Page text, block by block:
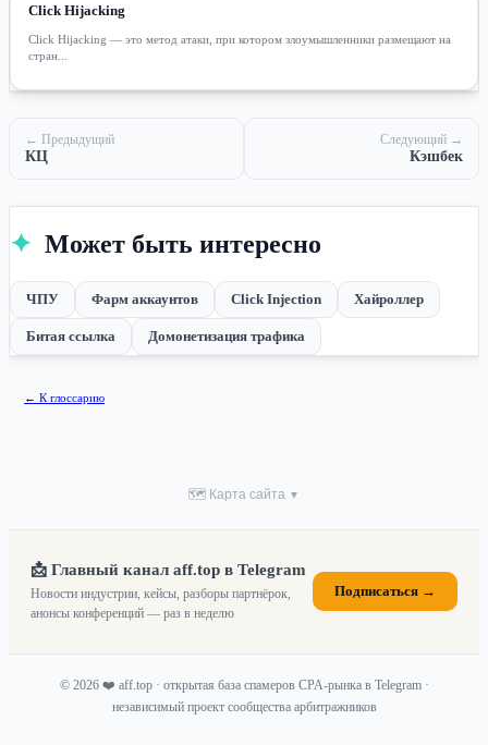
Click Hijacking
Click Hijacking — это метод атаки, при котором злоумышленники размещают на
стран...
← Предыдущий
КЦ
Следующий →
Кэшбек
✦ Может быть интересно
ЧПУ Фарм аккаунтов Click Injection Хайроллер
Битая ссылка Домонетизация трафика
← К глоссарию
🗺 Карта сайта ▼
📩 Главный канал aff.top в Telegram
Новости индустрии, кейсы, разборы партнёрок,
анонсы конференций — раз в неделю
Подписаться →
© 2026 ❤️ aff.top · открытая база спамеров CPA-рынка в Telegram ·
независимый проект сообщества арбитражников